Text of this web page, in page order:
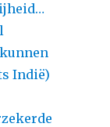
Indië)